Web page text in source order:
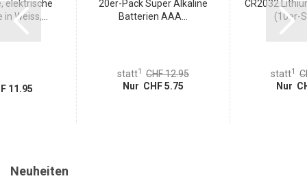
elektrische
Weiss,...
11.95
20er-Pack Super Alkaline
Batterien AAA...
statt1
CHF 12.95
Nur CHF 5.75
CR2032
(10er-
statt1
Nur
Neuheiten